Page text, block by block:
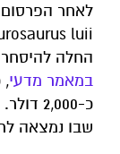
לאחר
החלה להיסחר
במאמר מדעי,
כ-
שבו נמצאה